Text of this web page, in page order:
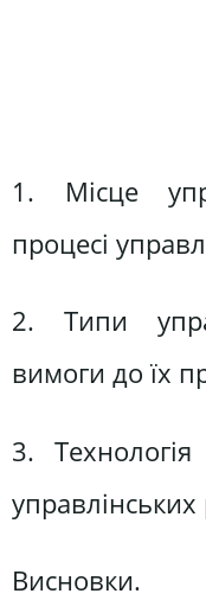
1. Місце
процесі
2. Типи
вимоги до їх
3.
Висновки.